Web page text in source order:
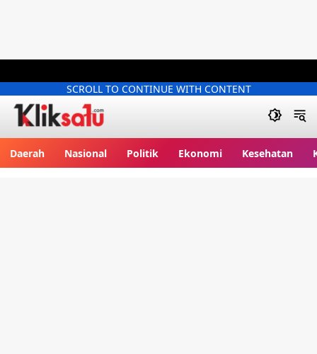
SCROLL TO CONTINUE WITH CONTENT
Daerah Nasional Politik Ekonomi Kesehatan